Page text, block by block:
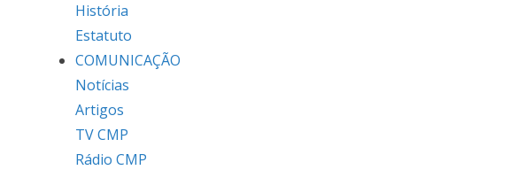
História
Estatuto
COMUNICAÇÃO
Notícias
Artigos
TV CMP
Rádio CMP